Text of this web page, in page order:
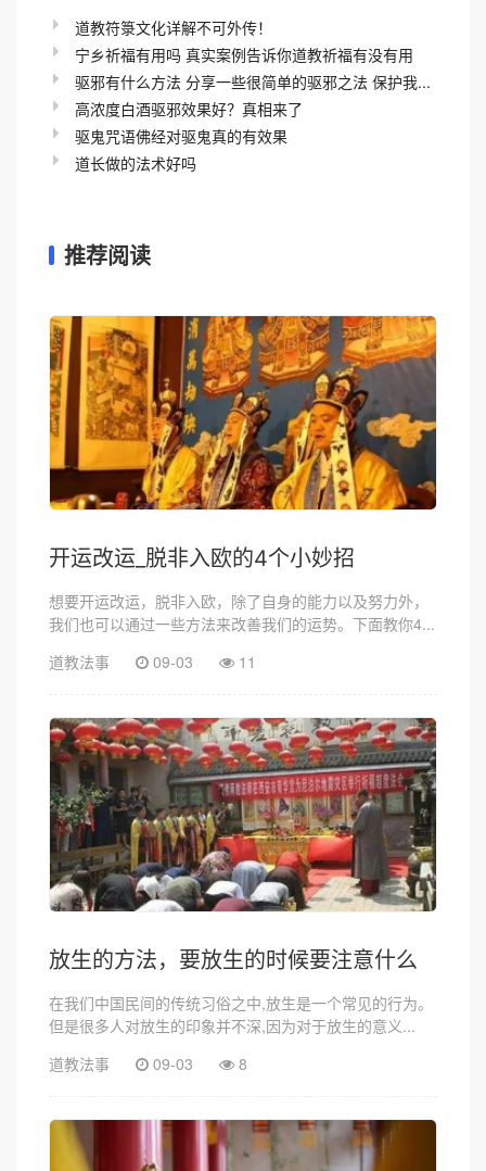
道教符箓文化详解不可外传！
宁乡祈福有用吗 真实案例告诉你道教祈福有没有用
驱邪有什么方法 分享一些很简单的驱邪之法 保护我...
高浓度白酒驱邪效果好？真相来了
驱鬼咒语佛经对驱鬼真的有效果
道长做的法术好吗
推荐阅读
开运改运_脱非入欧的4个小妙招
想要开运改运，脱非入欧，除了自身的能力以及努力外，
我们也可以通过一些方法来改善我们的运势。下面教你4...
道教法事
09-03 11
放生的方法，要放生的时候要注意什么
在我们中国民间的传统习俗之中,放生是一个常见的行为。
但是很多人对放生的印象并不深,因为对于放生的意义...
道教法事
09-03 8